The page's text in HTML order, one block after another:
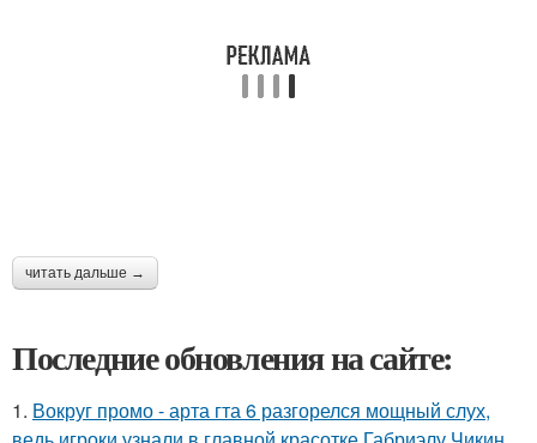
читать дальше →
Последние обновления на сайте:
1. Вокруг промо - арта гта 6 разгорелся мощный слух,